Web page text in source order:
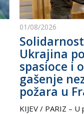
01/08/2026
Ukrajina
spasioce i
gašenje
požara u
KIJEV / PARIZ –